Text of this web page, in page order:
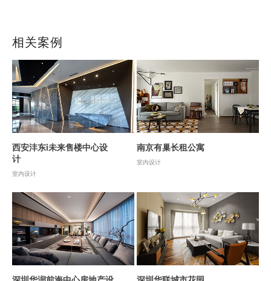
相关案例
西安沣东i未来售楼中心设
计
室内设计
南京有巢长租公寓
室内设计